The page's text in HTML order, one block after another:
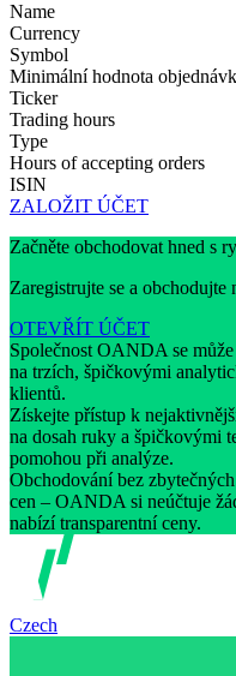
Name
Currency
Symbol
Minimální hodnota
Ticker
Trading hours
Type
Hours of accepting orders
ISIN
ZALOŽIT ÚČET
Začněte obchodovat hned s
Zaregistrujte se a
OTEVŘÍT ÚČET
Společnost OANDA se
na trzích, špičkovými
klientů.
Získejte přístup k
na dosah ruky a špičkovými
pomohou při analýze.
Obchodování bez
cen – OANDA si neúčtuje
nabízí transparentní ceny.
Czech